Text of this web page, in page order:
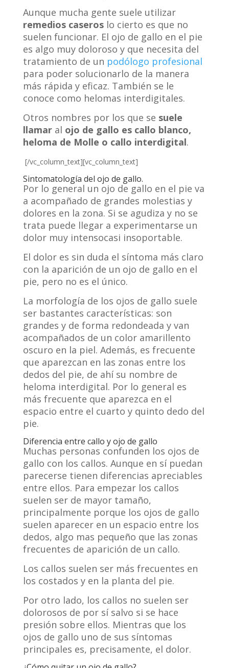
Aunque mucha gente suele utilizar
remedios caseroslo cierto es que no
suelen funcionar. El ojo de gallo en el pie
es algo muy doloroso y que necesita del
tratamiento de un podólogo profesional
para poder solucionarlo de la manera
más rápida y eficaz. También se le
conoce como helomas interdigitales.
Otros nombres por los que se suele
llamaral ojo de gallo es callo blanco,
heloma de Molle o callo interdigital.
[/vc_column_text][vc_column_text]
Sintomatología del ojo de gallo.
Por lo general un ojo de gallo en el pie va
a acompañado de grandes molestias y
dolores en la zona. Si se agudiza y no se
trata puede llegar a experimentarse un
dolor muy intensocasi insoportable.
El dolor es sin duda el síntoma más claro
con la aparición de un ojo de gallo en el
pie, pero no es el único.
La morfología de los ojos de gallo suele
ser bastantes características: son
grandes y de forma redondeada y van
acompañados de un color amarillento
oscuro en la piel. Además, es frecuente
que aparezcan en las zonas entre los
dedos del pie, de ahí su nombre de
heloma interdigital. Por lo general es
más frecuente que aparezca en el
espacio entre el cuarto y quinto dedo del
pie.
Diferencia entre callo y ojo de gallo
Muchas personas confunden los ojos de
gallo con los callos. Aunque en sí puedan
parecerse tienen diferencias apreciables
entre ellos. Para empezar los callos
suelen ser de mayor tamaño,
principalmente porque los ojos de gallo
suelen aparecer en un espacio entre los
dedos, algo mas pequeño que las zonas
frecuentes de aparición de un callo.
Los callos suelen ser más frecuentes en
los costados y en la planta del pie.
Por otro lado, los callos no suelen ser
dolorosos de por sí salvo si se hace
presión sobre ellos. Mientras que los
ojos de gallo uno de sus síntomas
principales es, precisamente, el dolor.